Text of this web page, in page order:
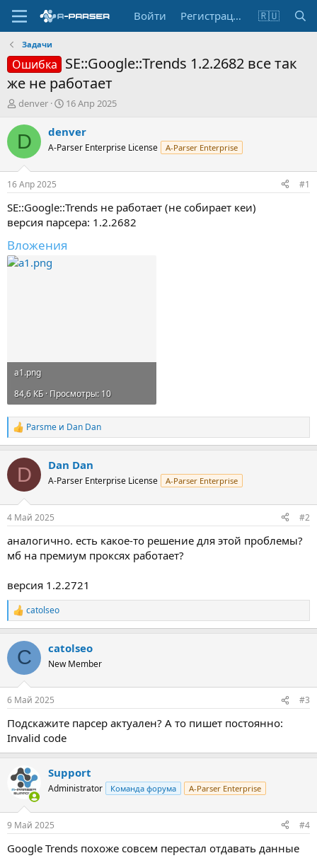
Войти Регистрация 🇷🇺
Задачи
Ошибка SE::Google::Trends 1.2.2682 все так
же не работает
А
т
т
е
м
ы
denver
Д
т
н
а
л
16 Апр 2025
D denver
A-Parser Enterprise License A-Parser Enterprise
16 Апр 2025 #1
SE::Google::Trends не работает (не собирает кеи)
версия парсера: 1.2.2682
Вложения
a1.png
84,6 КБ · Просмотры: 10
Р
е
к
и
Parsme и Dan Dan
D Dan Dan
A-Parser Enterprise License A-Parser Enterprise
4 Май 2025 #2
аналогично. есть какое-то решение для этой проблемы?
мб на премиум проксях работает?
версия 1.2.2721
Р
е
к
и
catolseo
C catolseo
New Member
6 Май 2025 #3
Подскажите парсер актуален? А то пишет постоянно:
Invalid code
Support
Administrator Команда форума A-Parser Enterprise
9 Май 2025 #4
Google Trends похоже совсем перестал отдавать данные